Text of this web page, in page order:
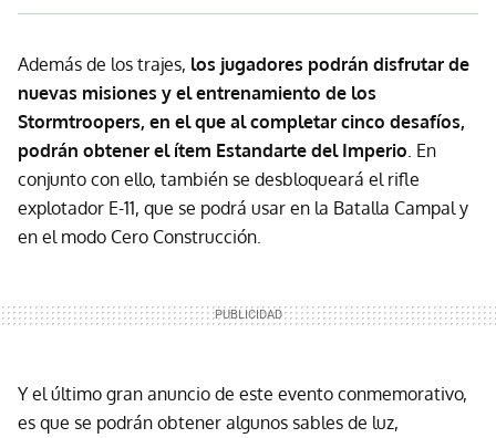
Además de los trajes, los jugadores podrán disfrutar de
nuevas misiones y el entrenamiento de los
Stormtroopers, en el que al completar cinco desafíos,
podrán obtener el ítem Estandarte del Imperio . En
conjunto con ello, también se desbloqueará el rifle
explotador E-11, que se podrá usar en la Batalla Campal y
en el modo Cero Construcción.
Y el último gran anuncio de este evento conmemorativo,
es que se podrán obtener algunos sables de luz,